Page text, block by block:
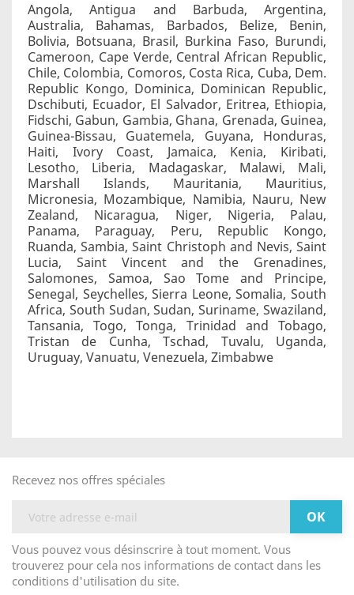
Angola, Antigua and Barbuda, Argentina,
Australia, Bahamas, Barbados, Belize, Benin,
Bolivia, Botsuana, Brasil, Burkina Faso, Burundi,
Cameroon, Cape Verde, Central African Republic,
Chile, Colombia, Comoros, Costa Rica, Cuba, Dem.
Republic Kongo, Dominica, Dominican Republic,
Dschibuti, Ecuador, El Salvador, Eritrea, Ethiopia,
Fidschi, Gabun, Gambia, Ghana, Grenada, Guinea,
Guinea-Bissau, Guatemela, Guyana, Honduras,
Haiti, Ivory Coast, Jamaica, Kenia, Kiribati,
Lesotho, Liberia, Madagaskar, Malawi, Mali,
Marshall Islands, Mauritania, Mauritius,
Micronesia, Mozambique, Namibia, Nauru, New
Zealand, Nicaragua, Niger, Nigeria, Palau,
Panama, Paraguay, Peru, Republic Kongo,
Ruanda, Sambia, Saint Christoph and Nevis, Saint
Lucia, Saint Vincent and the Grenadines,
Salomones, Samoa, Sao Tome and Principe,
Senegal, Seychelles, Sierra Leone, Somalia, South
Africa, South Sudan, Sudan, Suriname, Swaziland,
Tansania, Togo, Tonga, Trinidad and Tobago,
Tristan de Cunha, Tschad, Tuvalu, Uganda,
Uruguay, Vanuatu, Venezuela, Zimbabwe
Recevez nos offres spéciales
Vous pouvez vous désinscrire à tout moment. Vous
trouverez pour cela nos informations de contact dans les
conditions d'utilisation du site.